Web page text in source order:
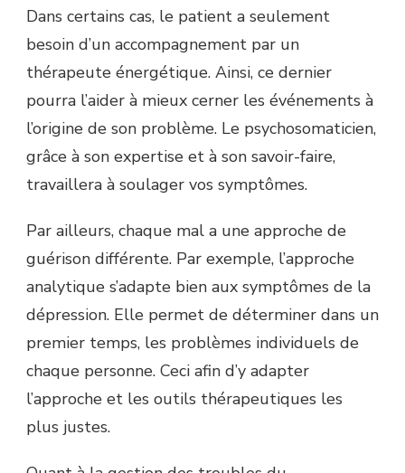
Dans certains cas, le patient a seulement
besoin d’un accompagnement par un
thérapeute énergétique. Ainsi, ce dernier
pourra l’aider à mieux cerner les événements à
l’origine de son problème. Le psychosomaticien,
grâce à son expertise et à son savoir-faire,
travaillera à soulager vos symptômes.
Par ailleurs, chaque mal a une approche de
guérison différente. Par exemple, l’approche
analytique s’adapte bien aux symptômes de la
dépression. Elle permet de déterminer dans un
premier temps, les problèmes individuels de
chaque personne. Ceci afin d’y adapter
l’approche et les outils thérapeutiques les
plus justes.